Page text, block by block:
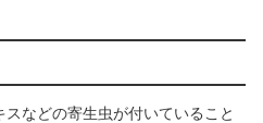
などの寄生虫が付いていること